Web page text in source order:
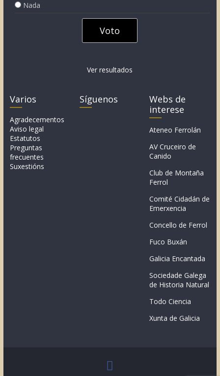
Nada
Ver resultados
Varios
Agradecementos
Aviso legal
Estatutos
Preguntas
frecuentes
Suxestións
Síguenos
Webs de
interese
Ateneo Ferrolán
AV Cruceiro de
Canido
Club de Montaña
Ferrol
Comité Cidadán de
Emerxencia
Concello de Ferrol
Fuco Buxán
Galicia Encantada
Sociedade Galega
de Historia Natural
Todo Ciencia
Xunta de Galicia